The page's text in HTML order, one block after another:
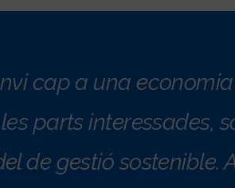
cap a una
parts interessades,
de gestió sostenible.